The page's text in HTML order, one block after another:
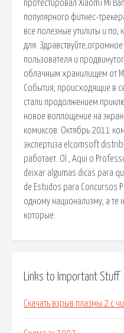
протестировал Xiaomi Mi
популярного фитнес-
все полезные утилиты и по,
для.
пользователя и
облачным хранилищем от
События, происходящие в
стали продолжением
новое воплощение на
комиксов. Октябрь 2011
экспертиза elcomsoft
работает. Ol , Aqui o
deixar algumas dicas para
de Estudos para Concursos
одному национализму, а те
которые.
Links to Important Stuff
Скачать взрыв плазмы 2 с